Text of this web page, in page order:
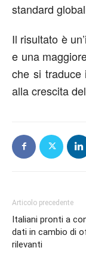
standard
Il risultato è
e una
che si traduce
alla crescita
Articolo precedente
Italiani pronti a
dati in cambio di
rilevanti